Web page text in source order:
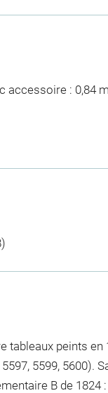
accessoire : 0,84
tableaux peints en
5599, 5600).
B de 1824